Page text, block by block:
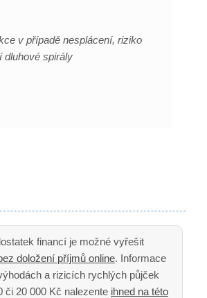
v případě nesplácení, riziko
dluhové spirály
financí je možné vyřešit
doložení příjmů online. Informace
a rizicích rychlých půjček
či 20 000 Kč nalezente ihned na této